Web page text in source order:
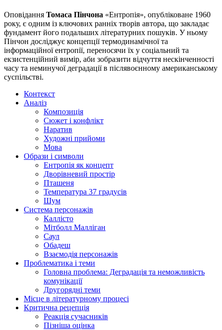
Оповідання Томаса Пінчона «Ентропія», опубліковане 1960
року, є одним із ключових ранніх творів автора, що закладає
фундамент його подальших літературних пошуків. У ньому
Пінчон досліджує концепції термодинамічної та
інформаційної ентропії, переносячи їх у соціальний та
екзистенційний вимір, аби зобразити відчуття нескінченності
часу та неминучої деградації в післявоєнному американському
суспільстві.
Контекст
Аналіз
Композиція
Сюжет і конфлікт
Наратив
Художні прийоми
Мова
Образи і символи
Ентропія як концепт
Дворівневий простір
Пташеня
Температура 37 градусів
Шум
Система персонажів
Каллісто
Мітболл Малліган
Саул
Обадеш
Взаємодія персонажів
Проблематика і теми
Головна проблема: Деградація та неможливість
комунікації
Другорядні теми
Місце в літературному процесі
Критична рецепція
Реакція сучасників
Пізніша оцінка